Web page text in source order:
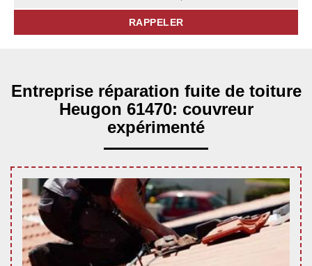
Entreprise réparation fuite de toiture
Heugon 61470: couvreur
expérimenté